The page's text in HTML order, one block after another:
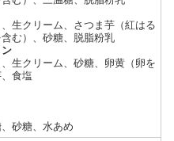
生クリーム、さつま芋（紅はる
む）、砂糖、脱脂粉乳
生クリーム、砂糖、卵黄（卵を
食塩
砂糖、水あめ